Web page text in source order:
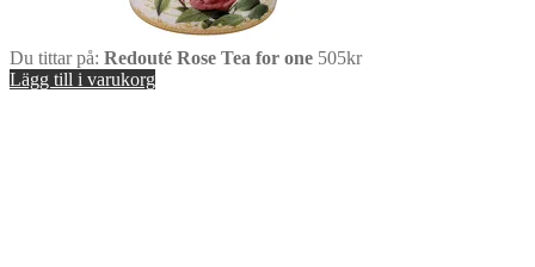
Du tittar på: Redouté Rose Tea for one 505kr
Lägg till i varukorg